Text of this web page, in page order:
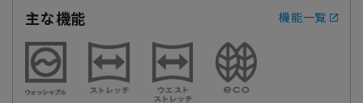
主な機能
機能一覧